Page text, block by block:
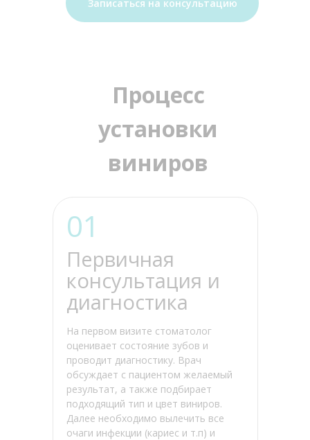
Записаться на консультацию
Процесс
установки
виниров
Первичная
консультация и
диагностика
01
На первом визите стоматолог
оценивает состояние зубов и
проводит диагностику. Врач
обсуждает с пациентом желаемый
результат, а также подбирает
подходящий тип и цвет виниров.
Далее необходимо вылечить все
очаги инфекции (кариес и т.п) и